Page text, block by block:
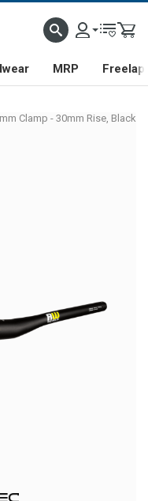
MRP Freelap
Clamp - 30mm Rise, Black